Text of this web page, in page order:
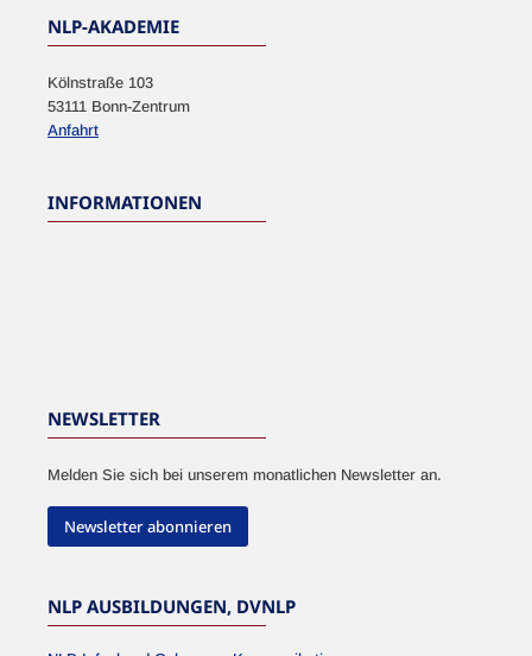
NLP-AKADEMIE
Kölnstraße 103
53111 Bonn-Zentrum
Anfahrt
INFORMATIONEN
NEWSLETTER
Melden Sie sich bei unserem monatlichen Newsletter an.
Newsletter abonnieren
NLP AUSBILDUNGEN, DVNLP